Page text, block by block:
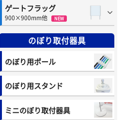
ゲートフラッグ
900×900mm他 NEW
のぼり取付器具
のぼり用ポール
のぼり用スタンド
ミニのぼり取付器具